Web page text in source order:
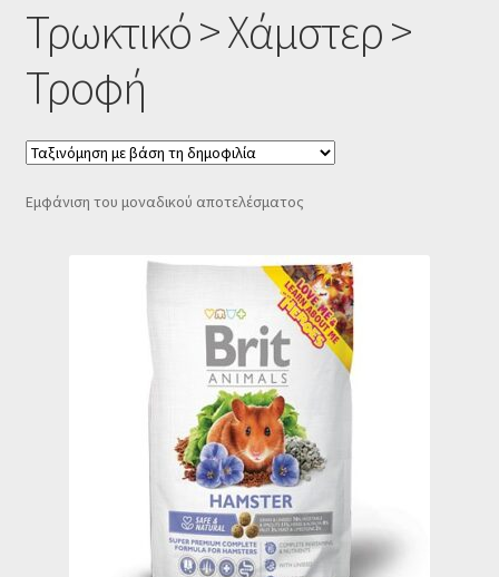
Δελτίο νέων
Επιβεβαίωση εγγραφής στο Newsletter του Dealistas.gr
Τρωκτικό > Χάμστερ >
Τροφή
Εμφάνιση του μοναδικού αποτελέσματος